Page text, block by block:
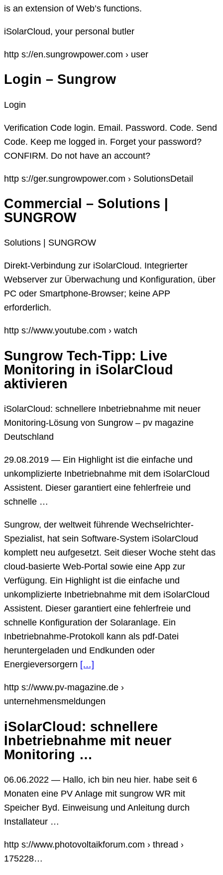
is an extension of Web’s functions.
iSolarCloud, your personal butler
http s://en.sungrowpower.com › user
Login – Sungrow
Login
Verification Code login. Email. Password. Code. Send
Code. Keep me logged in. Forget your password?
CONFIRM. Do not have an account?
http s://ger.sungrowpower.com › SolutionsDetail
Commercial – Solutions |
SUNGROW
Solutions | SUNGROW
Direkt-Verbindung zur iSolarCloud. Integrierter
Webserver zur Überwachung und Konfiguration, über
PC oder Smartphone-Browser; keine APP
erforderlich.
http s://www.youtube.com › watch
Sungrow Tech-Tipp: Live
Monitoring in iSolarCloud
aktivieren
iSolarCloud: schnellere Inbetriebnahme mit neuer
Monitoring-Lösung von Sungrow – pv magazine
Deutschland
29.08.2019 — Ein Highlight ist die einfache und
unkomplizierte Inbetriebnahme mit dem iSolarCloud
Assistent. Dieser garantiert eine fehlerfreie und
schnelle …
Sungrow, der weltweit führende Wechselrichter-
Spezialist, hat sein Software-System iSolarCloud
komplett neu aufgesetzt. Seit dieser Woche steht das
cloud-basierte Web-Portal sowie eine App zur
Verfügung. Ein Highlight ist die einfache und
unkomplizierte Inbetriebnahme mit dem iSolarCloud
Assistent. Dieser garantiert eine fehlerfreie und
schnelle Konfiguration der Solaranlage. Ein
Inbetriebnahme-Protokoll kann als pdf-Datei
heruntergeladen und Endkunden oder
Energieversorgern […]
http s://www.pv-magazine.de ›
unternehmensmeldungen
iSolarCloud: schnellere
Inbetriebnahme mit neuer
Monitoring …
06.06.2022 — Hallo, ich bin neu hier. habe seit 6
Monaten eine PV Anlage mit sungrow WR mit
Speicher Byd. Einweisung und Anleitung durch
Installateur …
http s://www.photovoltaikforum.com › thread ›
175228…